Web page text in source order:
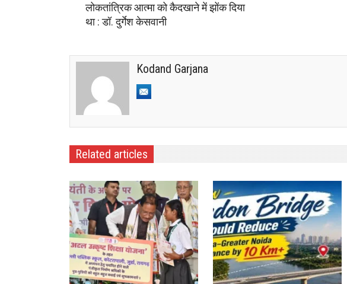
लोकतांत्रिक आत्मा को कैदखाने में झोंक दिया
था : डॉ. दुर्गेश केसवानी
Kodand Garjana
Related articles